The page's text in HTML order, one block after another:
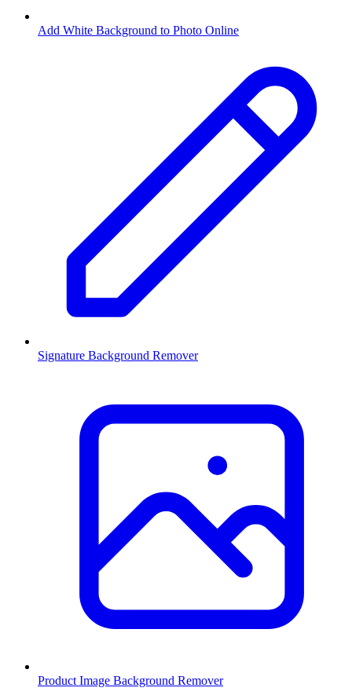
Add White Background to Photo Online
Signature Background Remover
Product Image Background Remover